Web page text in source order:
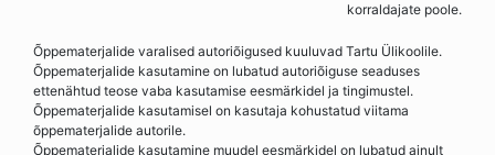
korraldajate poole.
Õppematerjalide varalised autoriõigused kuuluvad Tartu Ülikoolile.
Õppematerjalide kasutamine on lubatud autoriõiguse seaduses
ettenähtud teose vaba kasutamise eesmärkidel ja tingimustel.
Õppematerjalide kasutamisel on kasutaja kohustatud viitama
õppematerjalide autorile.
Õppematerjalide kasutamine muudel eesmärkidel on lubatud ainult